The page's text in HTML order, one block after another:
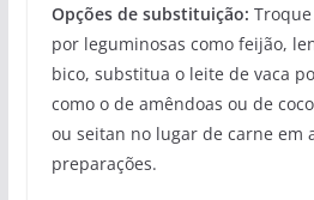
Opções de substituição:
por leguminosas como feijão,
bico, substitua o leite de vaca
como o de amêndoas ou de
ou seitan no lugar de carne em
preparações.